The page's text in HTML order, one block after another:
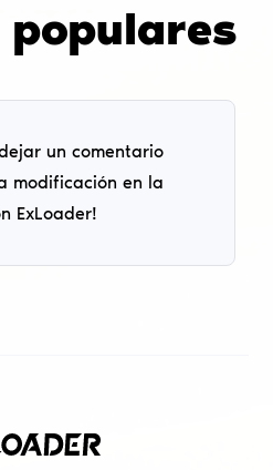
populares
un comentario
modificación en la
ExLoader!